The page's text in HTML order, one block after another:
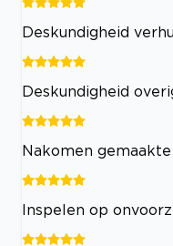
Deskundigheid
Deskundigheid
Nakomen
Inspelen op